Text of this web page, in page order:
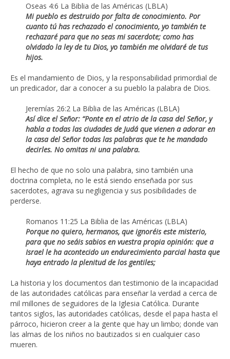
Oseas 4:6 La Biblia de las Américas (LBLA)
Mi pueblo es destruido por falta de conocimiento. Por
cuanto tú has rechazado el conocimiento, yo también te
rechazaré para que no seas mi sacerdote; como has
olvidado la ley de tu Dios, yo también me olvidaré de tus
hijos.
Es el mandamiento de Dios, y la responsabilidad primordial de
un predicador, dar a conocer a su pueblo la palabra de Dios.
Jeremías 26:2 La Biblia de las Américas (LBLA)
Así dice el Señor: “Ponte en el atrio de la casa del Señor, y
habla a todas las ciudades de Judá que vienen a adorar en
la casa del Señor todas las palabras que te he mandado
decirles. No omitas ni una palabra.
El hecho de que no solo una palabra, sino también una
doctrina completa, no le está siendo enseñada por sus
sacerdotes, agrava su negligencia y sus posibilidades de
perderse.
Romanos 11:25 La Biblia de las Américas (LBLA)
Porque no quiero, hermanos, que ignoréis este misterio,
para que no seáis sabios en vuestra propia opinión: que a
Israel le ha acontecido un endurecimiento parcial hasta que
haya entrado la plenitud de los gentiles;
La historia y los documentos dan testimonio de la incapacidad
de las autoridades católicas para enseñar la verdad a cerca de
mil millones de seguidores de la Iglesia Católica. Durante
tantos siglos, las autoridades católicas, desde el papa hasta el
párroco, hicieron creer a la gente que hay un limbo; donde van
las almas de los niños no bautizados si en cualquier caso
mueren.